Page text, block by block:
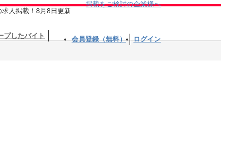
求人掲載！8月8日更新
掲載をご検討の企業様へ
プしたバイト 会員登録（無料） ログイン